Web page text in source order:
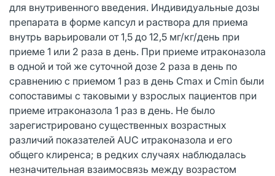
для внутривенного введения. Индивидуальные дозы
препарата в форме капсул и раствора для приема
внутрь варьировали от 1,5 до 12,5 мг/кг/день при
приеме 1 или 2 раза в день. При приеме итраконазола
в одной и той же суточной дозе 2 раза в день по
сравнению с приемом 1 раз в день Cmax и Cmin были
сопоставимы с таковыми у взрослых пациентов при
приеме итраконазола 1 раз в день. Не было
зарегистрировано существенных возрастных
различий показателей AUC итраконазола и его
общего клиренса; в редких случаях наблюдалась
незначительная взаимосвязь между возрастом